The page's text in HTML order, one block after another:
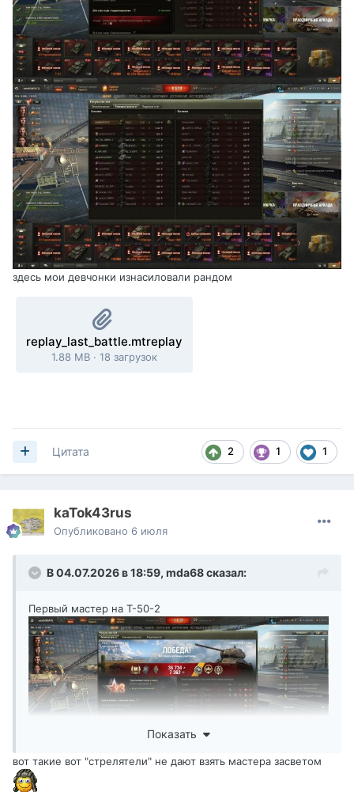
Наверное никто)
здесь мои девчонки изнасиловали рандом
replay_last_battle.mtreplay
1.88 MB · 18 загрузок
2 1 1
Цитата
kaTok43rus
Опубликовано 6 июля
В 04.07.2026 в 18:59, mda68сказал:
Первый мастер на Т-50-2
Показать
вот такие вот "стрелятели" не дают взять мастера засветом